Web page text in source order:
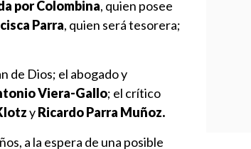
por Colombina, quien posee
Parra, quien será tesorera;
de Dios; el abogado y
Viera-Gallo; el crítico
yRicardo Parra Muñoz.
a la espera de una posible